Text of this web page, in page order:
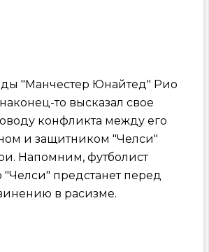
"Манчестер Юнайтед" Рио
то высказал свое
конфликта между его
и защитником "Челси"
Напомним, футболист
"Челси" предстанет перед
в расизме.